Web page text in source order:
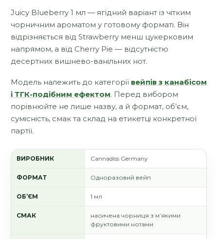
Juicy Blueberry 1 мл — ягідний варіант із чітким
чорничним ароматом у готовому форматі. Він
відрізняється від Strawberry менш цукерковим
напрямом, а від Cherry Pie — відсутністю
десертних вишнево-ванільних нот.
Модель належить до категорії вейпів з канабісом
і ТГК-подібним ефектом. Перед вибором
порівнюйте не лише назву, а й формат, об’єм,
сумісність, смак та склад на етикетці конкретної
партії.
ВИРОБНИК Cannadiss Germany
ФОРМАТ Одноразовий вейп
ОБ’ЄМ 1 мл
СМАК
насичена чорниця з м’якими
фруктовими нотами